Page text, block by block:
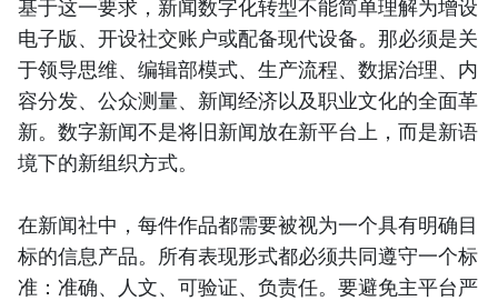
基于这一要求，新闻数字化转型不能简单理解为增设
电子版、开设社交账户或配备现代设备。那必须是关
于领导思维、编辑部模式、生产流程、数据治理、内
容分发、公众测量、新闻经济以及职业文化的全面革
新。数字新闻不是将旧新闻放在新平台上，而是新语
境下的新组织方式。
在新闻社中，每件作品都需要被视为一个具有明确目
标的信息产品。所有表现形式都必须共同遵守一个标
准：准确、人文、可验证、负责任。要避免主平台严